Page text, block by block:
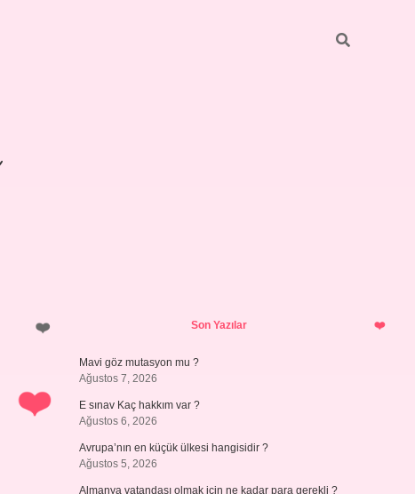
SidebarSon Yazılar
Mavi göz mutasyon mu ?
Ağustos 7, 2026
E sınav Kaç hakkım var ?
Ağustos 6, 2026
Avrupa’nın en küçük ülkesi hangisidir ?
Ağustos 5, 2026
Almanya vatandaşı olmak için ne kadar para gerekli ?